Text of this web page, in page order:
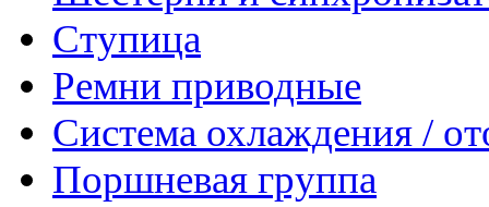
Ступица
Ремни приводные
Система охлаждения /
Поршневая группа